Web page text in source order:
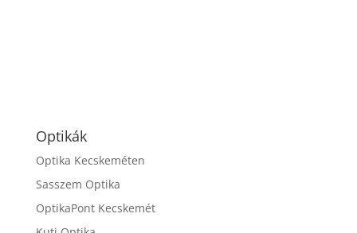
Optikák
Optika Kecskeméten
Sasszem Optika
OptikaPont Kecskemét